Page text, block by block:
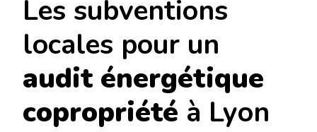
Les subventions
locales pour un
audit énergétique
copropriété à Lyon